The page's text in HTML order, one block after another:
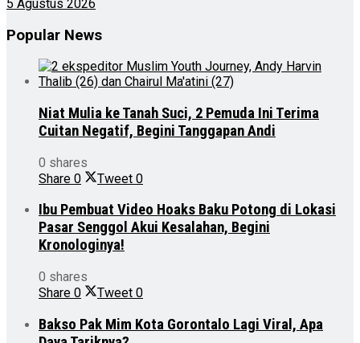
5 Agustus 2026
Popular News
Niat Mulia ke Tanah Suci, 2 Pemuda Ini Terima
Cuitan Negatif, Begini Tanggapan Andi
0 shares
Share 0 Tweet 0
Ibu Pembuat Video Hoaks Baku Potong di Lokasi
Pasar Senggol Akui Kesalahan, Begini
Kronologinya!
0 shares
Share 0 Tweet 0
Bakso Pak Mim Kota Gorontalo Lagi Viral, Apa